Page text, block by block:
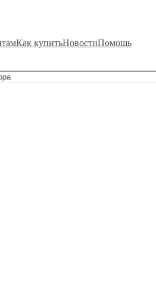
Как купитьНовостиПомощь